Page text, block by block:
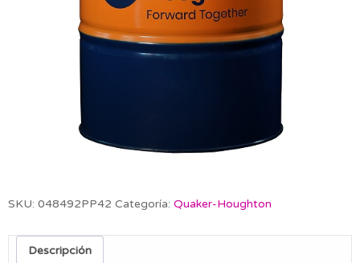
SKU: 048492PP42 Categoría: Quaker-Houghton
Descripción